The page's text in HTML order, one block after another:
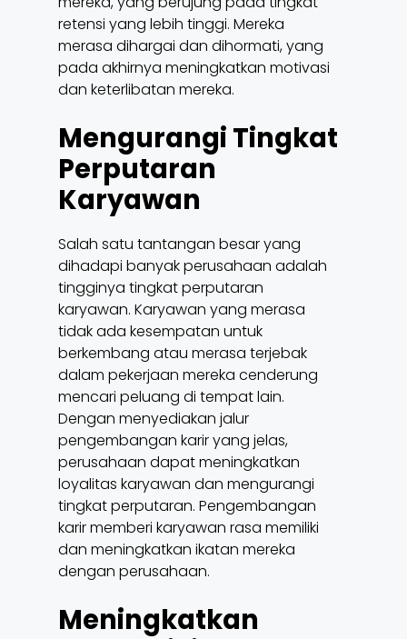
retensi yang lebih tinggi. Mereka
merasa dihargai dan dihormati, yang
pada akhirnya meningkatkan motivasi
dan keterlibatan mereka.
Mengurangi Tingkat
Perputaran
Karyawan
Salah satu tantangan besar yang
dihadapi banyak perusahaan adalah
tingginya tingkat perputaran
karyawan. Karyawan yang merasa
tidak ada kesempatan untuk
berkembang atau merasa terjebak
dalam pekerjaan mereka cenderung
mencari peluang di tempat lain.
Dengan menyediakan jalur
pengembangan karir yang jelas,
perusahaan dapat meningkatkan
loyalitas karyawan dan mengurangi
tingkat perputaran. Pengembangan
karir memberi karyawan rasa memiliki
dan meningkatkan ikatan mereka
dengan perusahaan.
Meningkatkan